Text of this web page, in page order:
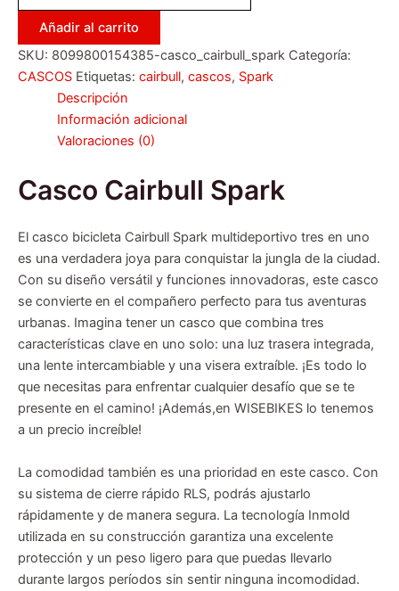
Añadir al carrito
SKU: 8099800154385-casco_cairbull_spark Categoría:
CASCOS Etiquetas: cairbull, cascos, Spark
Descripción
Información adicional
Valoraciones (0)
Casco Cairbull Spark
El casco bicicleta Cairbull Spark multideportivo tres en uno
es una verdadera joya para conquistar la jungla de la ciudad.
Con su diseño versátil y funciones innovadoras, este casco
se convierte en el compañero perfecto para tus aventuras
urbanas. Imagina tener un casco que combina tres
características clave en uno solo: una luz trasera integrada,
una lente intercambiable y una visera extraíble. ¡Es todo lo
que necesitas para enfrentar cualquier desafío que se te
presente en el camino! ¡Además,en WISEBIKES lo tenemos
a un precio increíble!
La comodidad también es una prioridad en este casco. Con
su sistema de cierre rápido RLS, podrás ajustarlo
rápidamente y de manera segura. La tecnología Inmold
utilizada en su construcción garantiza una excelente
protección y un peso ligero para que puedas llevarlo
durante largos períodos sin sentir ninguna incomodidad.